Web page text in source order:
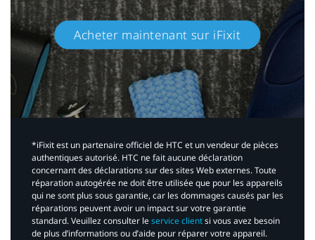
Acheter maintenant sur iFixit​
*iFixit est un partenaire officiel de HTC et un vendeur de pièces
authentiques autorisé. HTC ne fait aucune déclaration
concernant des déclarations sur des sites Web externes. Toute
réparation autogérée ne doit être utilisée que pour les appareils
qui ne sont plus sous garantie, car les dommages causés par les
réparations peuvent avoir un impact sur votre garantie
standard. Veuillez consulter leservice clientsi vous avez besoin
de plus d’informations ou d’aide pour réparer votre appareil.​